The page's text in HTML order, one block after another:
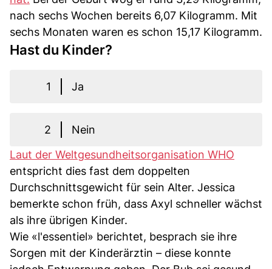
nach sechs Wochen bereits 6,07 Kilogramm. Mit
sechs Monaten waren es schon 15,17 Kilogramm.
Hast du Kinder?
1 Ja
2
Nein
Laut der Weltgesundheitsorganisation WHO
entspricht dies fast dem doppelten
Durchschnittsgewicht für sein Alter. Jessica
bemerkte schon früh, dass Axyl schneller wächst
als ihre übrigen Kinder.
Wie «l'essentiel» berichtet, besprach sie ihre
Sorgen mit der Kinderärztin – diese konnte